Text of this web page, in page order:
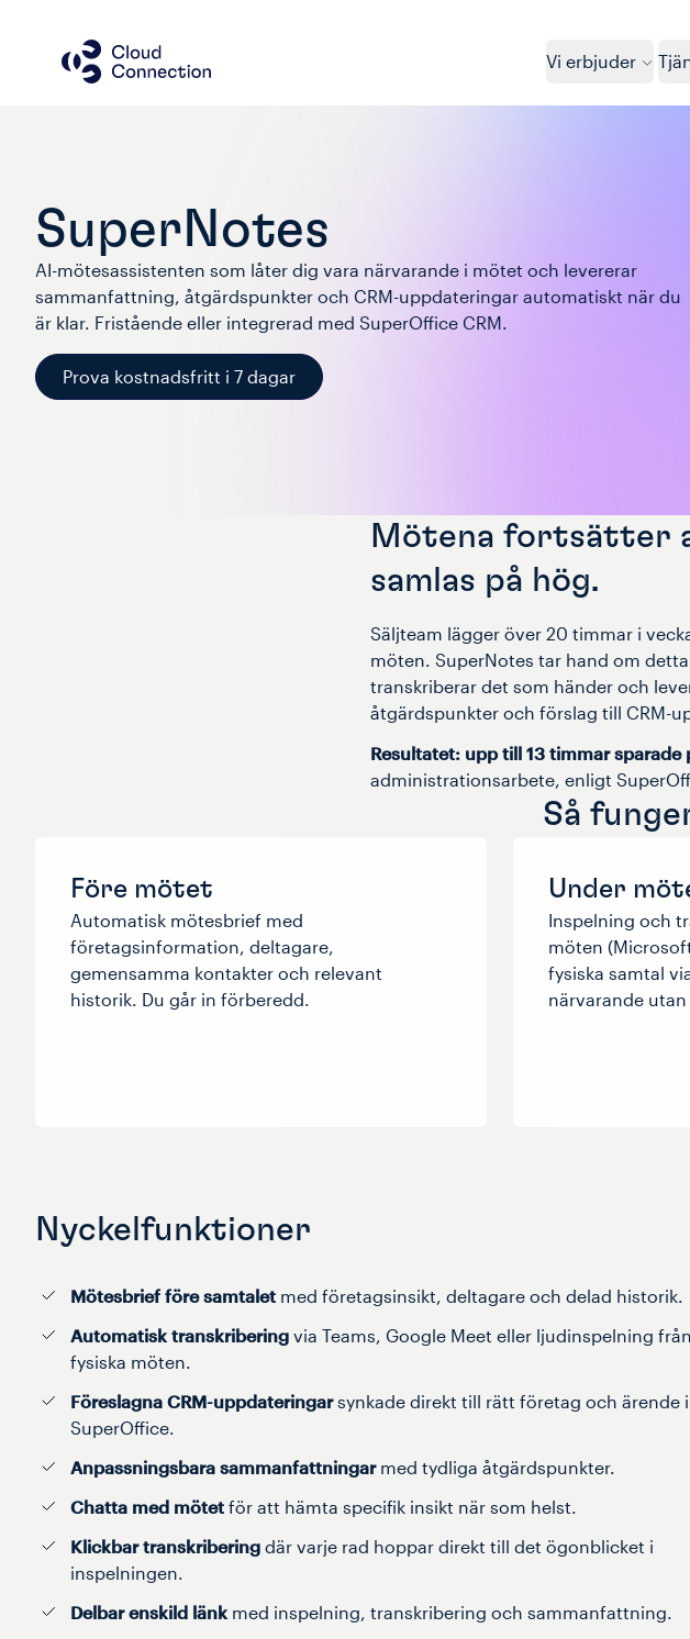
Vi erbjuder
SuperNotes
AI-mötesassistenten som låter dig vara närvarande i mötet och levererar
sammanfattning, åtgärdspunkter och CRM-uppdateringar automatiskt när du
är klar. Fristående eller integrerad med SuperOffice CRM.
Prova kostnadsfritt i 7 dagar
Mötena fortsätter
samlas på hög.
Säljteam lägger över 20 timmar i
möten. SuperNotes tar hand om
transkriberar det som händer och
åtgärdspunkter och förslag till CRM-
Resultatet: upp till 13 timmar sparade
administrationsarbete, enligt
Så
Före mötet
Automatisk mötesbrief med
företagsinformation, deltagare,
gemensamma kontakter och relevant
historik. Du går in förberedd.
Under
Inspelning och
möten
fysiska samtal
närvarande utan
Nyckelfunktioner
Mötesbrief före samtalet med företagsinsikt, deltagare och delad historik.
Automatisk transkribering via Teams, Google Meet eller ljudinspelning från
fysiska möten.
Föreslagna CRM-uppdateringarsynkade direkt till rätt företag och ärende i
SuperOffice.
Anpassningsbara sammanfattningar med tydliga åtgärdspunkter.
Chatta med mötet för att hämta specifik insikt när som helst.
Klickbar transkribering där varje rad hoppar direkt till det ögonblicket i
inspelningen.
Delbar enskild länk med inspelning, transkribering och sammanfattning.